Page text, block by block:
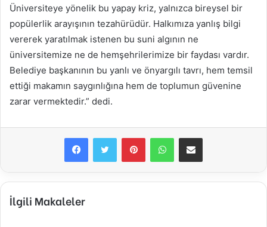
Üniversiteye yönelik bu yapay kriz, yalnızca bireysel bir
popülerlik arayışının tezahürüdür. Halkımıza yanlış bilgi
vererek yaratılmak istenen bu suni algının ne
üniversitemize ne de hemşehrilerimize bir faydası vardır.
Belediye başkanının bu yanlı ve önyargılı tavrı, hem temsil
ettiği makamın saygınlığına hem de toplumun güvenine
zarar vermektedir.” dedi.
FacebookTwitter PinterestWhatsAppE-Posta ile paylaş
İlgili Makaleler